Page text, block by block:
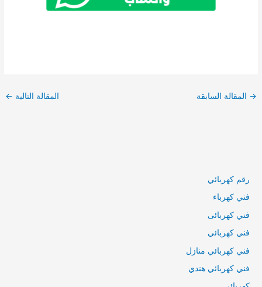
→ المقالة السابقة المقالة التالية ←
رقم كهربائي
فني كهرباء
فني كهربائى
فني كهربائي
فني كهربائي منازل
فني كهربائي هندي